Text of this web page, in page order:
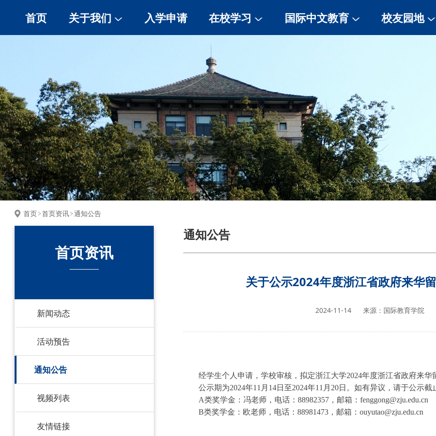
首页 关于我们
联系我们
云游浙大
美丽杭州
入学申请 在校学习
规章制度
评奖评优
签证居留许可
医疗保险
住宿信息
生活服务
国际中文教育
HSK考试
师资风采
校友园地
首页 首页资讯 通知公告
首页资讯
新闻动态
活动预告
通知公告
视频列表
友情链接
通知公告
关于公示2024年度浙江省政府来华
2024-11-14 来源：国际教育学院
经学生个人申请，学校审核，拟定浙江大学2024年度浙江省政府来华
公示期为2024年11 月 14日至2024年1 1 月 20日。如有异议，请于公示
A类奖学金：冯老师，电话：88982357 ，邮箱：fenggong@zju.edu.cn
B类奖学金：欧老师，电话：88981473 ，邮箱：ouyutao@zju.edu.cn